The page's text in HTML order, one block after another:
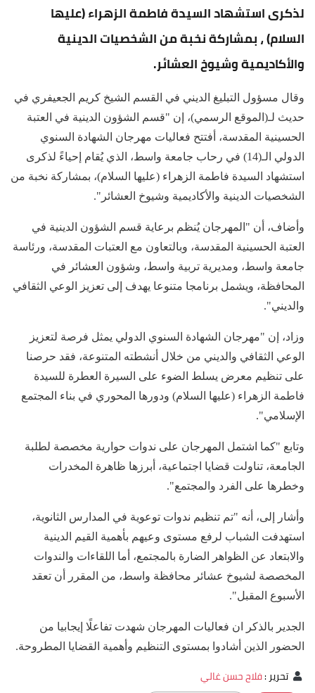
لذكرى استشهاد السيدة فاطمة الزهراء (عليها
السلام) ، بمشاركة نخبة من الشخصيات الدينية
والأكاديمية وشيوخ العشائر.
وقال مسؤول التبليغ الديني في القسم الشيخ كريم الجعيفري في
حديث لـ(الموقع الرسمي)، إن "قسم الشؤون الدينية في العتبة
الحسينية المقدسة، أفتتح فعاليات مهرجان الشهادة السنوي
الدولي الـ(14) في رحاب جامعة واسط، الذي يُقام إحياءً لذكرى
استشهاد السيدة فاطمة الزهراء (عليها السلام)، بمشاركة نخبة من
الشخصيات الدينية والأكاديمية وشيوخ العشائر".
وأضاف، أن "المهرجان يُنظم برعاية قسم الشؤون الدينية في
العتبة الحسينية المقدسة، وبالتعاون مع العتبات المقدسة، ورئاسة
جامعة واسط، ومديرية تربية واسط، وشؤون العشائر في
المحافظة، ويشمل برنامجا متنوعا يهدف إلى تعزيز الوعي الثقافي
والديني".
وزاد، إن "مهرجان الشهادة السنوي الدولي يمثل فرصة لتعزيز
الوعي الثقافي والديني من خلال أنشطته المتنوعة، فقد حرصنا
على تنظيم معرض يسلط الضوء على السيرة العطرة للسيدة
فاطمة الزهراء (عليها السلام) ودورها المحوري في بناء المجتمع
الإسلامي".
وتابع "كما اشتمل المهرجان على ندوات حوارية مخصصة لطلبة
الجامعة، تناولت قضايا اجتماعية، أبرزها ظاهرة المخدرات
وخطرها على الفرد والمجتمع".
وأشار إلى، أنه "تم تنظيم ندوات توعوية في المدارس الثانوية،
استهدفت الشباب لرفع مستوى وعيهم بأهمية القيم الدينية
والابتعاد عن الظواهر الضارة بالمجتمع، أما اللقاءات والندوات
المخصصة لشيوخ عشائر محافظة واسط، من المقرر أن تعقد
الأسبوع المقبل".
الجدير بالذكر ان فعاليات المهرجان شهدت تفاعلًا إيجابيا من
الحضور الذين أشادوا بمستوى التنظيم وأهمية القضايا المطروحة.
تحرير:فلاح حسن غالي